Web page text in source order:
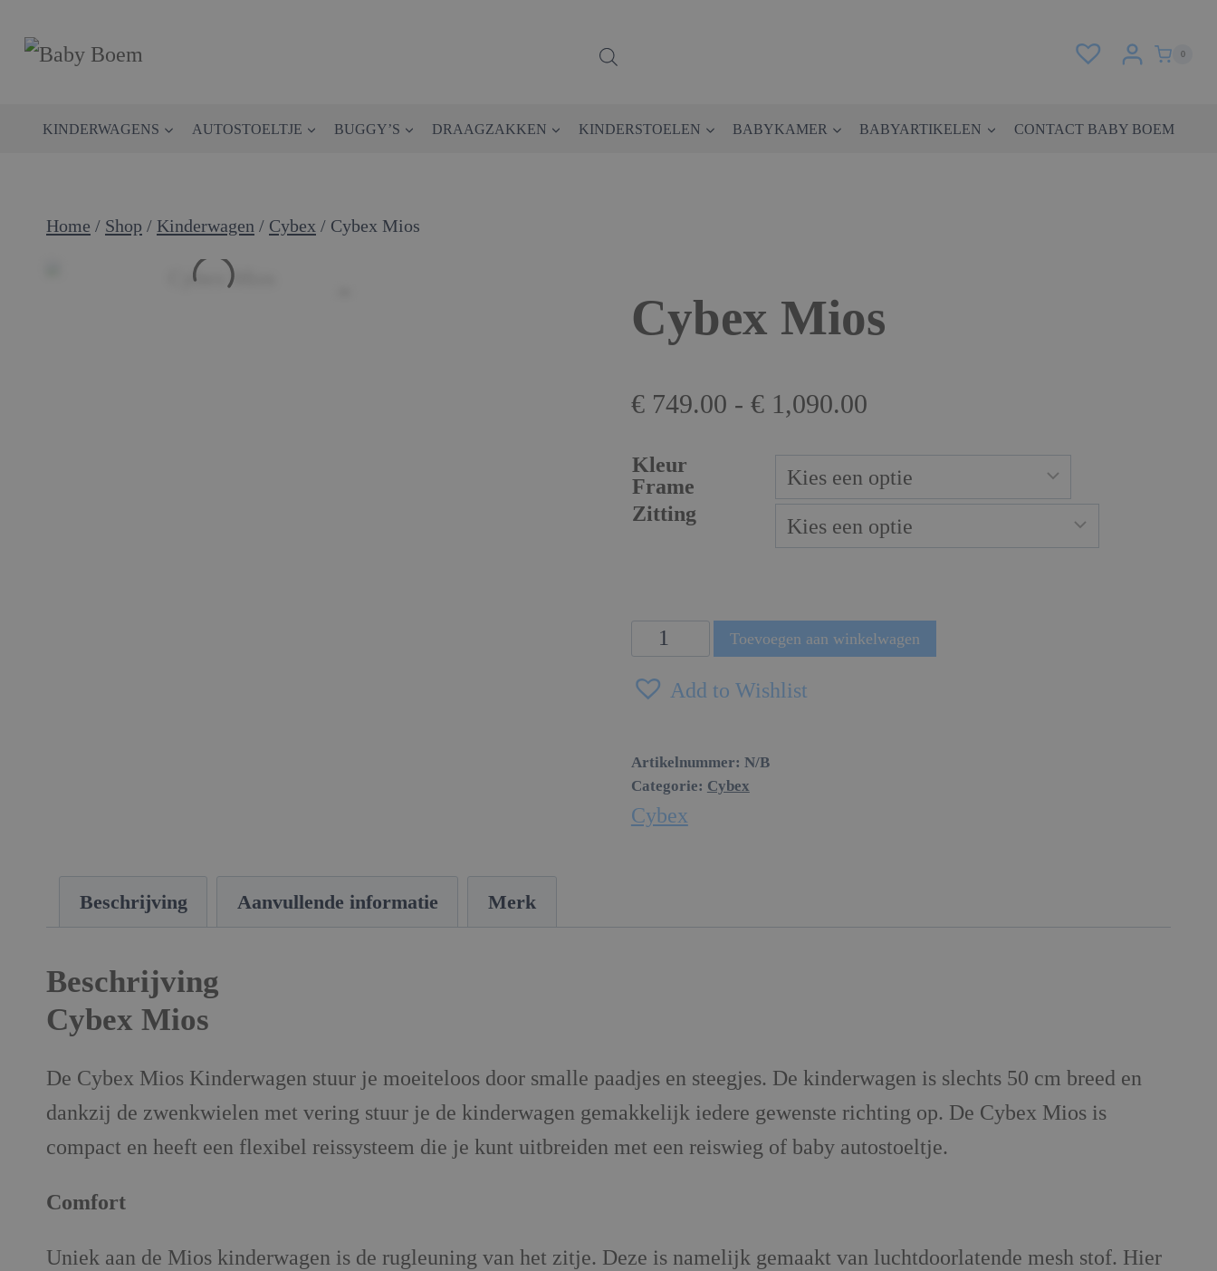
naar
0
KINDERWAGENS AUTOSTOELTJE BUGGY’S DRAAGZAKKEN KINDERSTOELEN BABYKAMER BABYARTIKELEN CONTACT BABY BOEM
Home / Shop / Kinderwagen / Cybex / Cybex Mios
Cybex Mios
€ 749.00 - € 1,090.00Prijsklasse:
tot
€1,090.00
Kleur
Frame
Zitting
Cybex
aantal
Toevoegen aan winkelwagen
Add to Wishlist
Artikelnummer: N/B
Categorie: Cybex
Cybex
Beschrijving Aanvullende informatie Merk
Beschrijving
Cybex Mios
De Cybex Mios Kinderwagen stuur je moeiteloos door smalle paadjes en steegjes. De kinderwagen is slechts 50 cm breed en
dankzij de zwenkwielen met vering stuur je de kinderwagen gemakkelijk iedere gewenste richting op. De Cybex Mios is
compact en heeft een flexibel reissysteem die je kunt uitbreiden met een reiswieg of baby autostoeltje.
Comfort
Uniek aan de Mios kinderwagen is de rugleuning van het zitje. Deze is namelijk gemaakt van luchtdoorlatende mesh stof. Hier